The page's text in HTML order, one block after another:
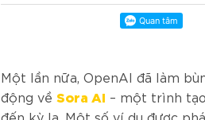
Một lần nữa, OpenAI đã làm
động về Sora AI – một trình
đến kỳ lạ. Một số ví dụ được